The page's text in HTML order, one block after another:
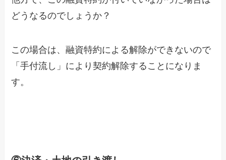
どうなるのでしょうか？
この場合は、融資特約による解除ができないので
「手付流し」により契約解除することになりま
す。